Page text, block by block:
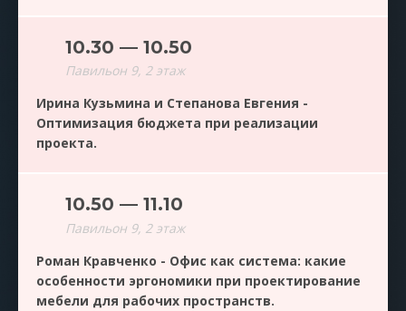
10.30 — 10.50
Павильон 9, 2 этаж
Ирина Кузьмина и Степанова Евгения -
Оптимизация бюджета при реализации
проекта.
10.50 — 11.10
Павильон 9, 2 этаж
Роман Кравченко - Офис как система: какие
особенности эргономики при проектирование
мебели для рабочих пространств.